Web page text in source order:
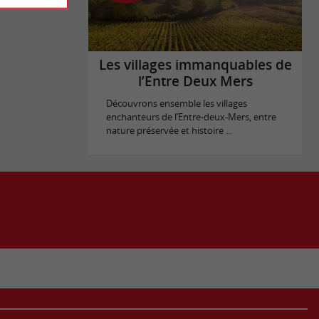
Les villages immanquables de
l’Entre Deux Mers
Découvrons ensemble les villages
enchanteurs de l’Entre-deux-Mers, entre
nature préservée et histoire ...